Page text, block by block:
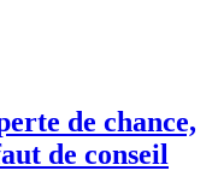
de chance,
de conseil